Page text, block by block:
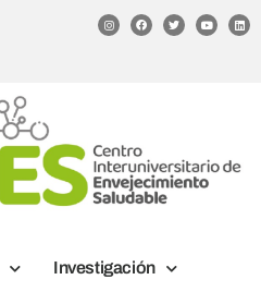
Investigación